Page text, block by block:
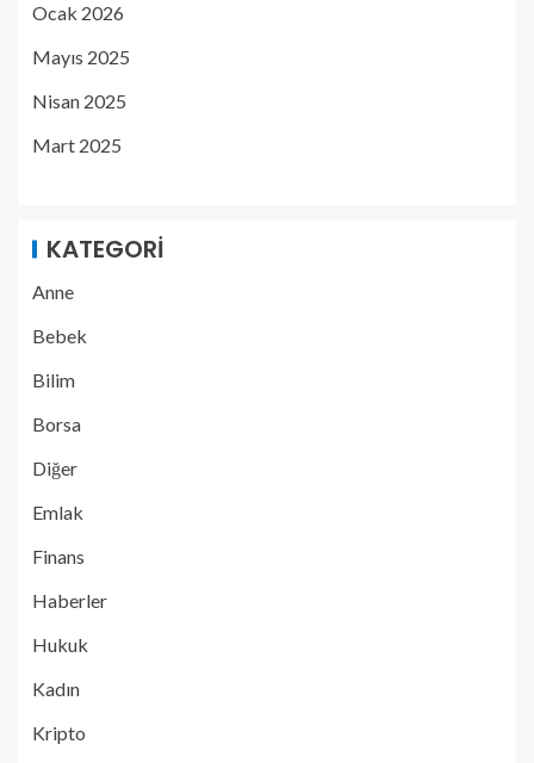
Ocak 2026
Mayıs 2025
Nisan 2025
Mart 2025
KATEGORI
Anne
Bebek
Bilim
Borsa
Diğer
Emlak
Finans
Haberler
Hukuk
Kadın
Kripto